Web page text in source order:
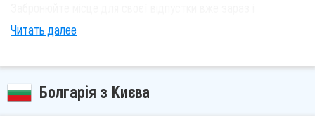
насолоджуйтеся вигідними умовами: ✨ **Передплата лише
500 гривень** — обирайте готель і тур, а решту суми
до 30%** — доступ до спеціальних пропозицій і найкращих
номерів! ✨ **Відпочинок без зайвих клопотів** —
насолоджуйтесь процесом підготовки до відпустки, знаючи,
Читать далее
Болгарія з Києва